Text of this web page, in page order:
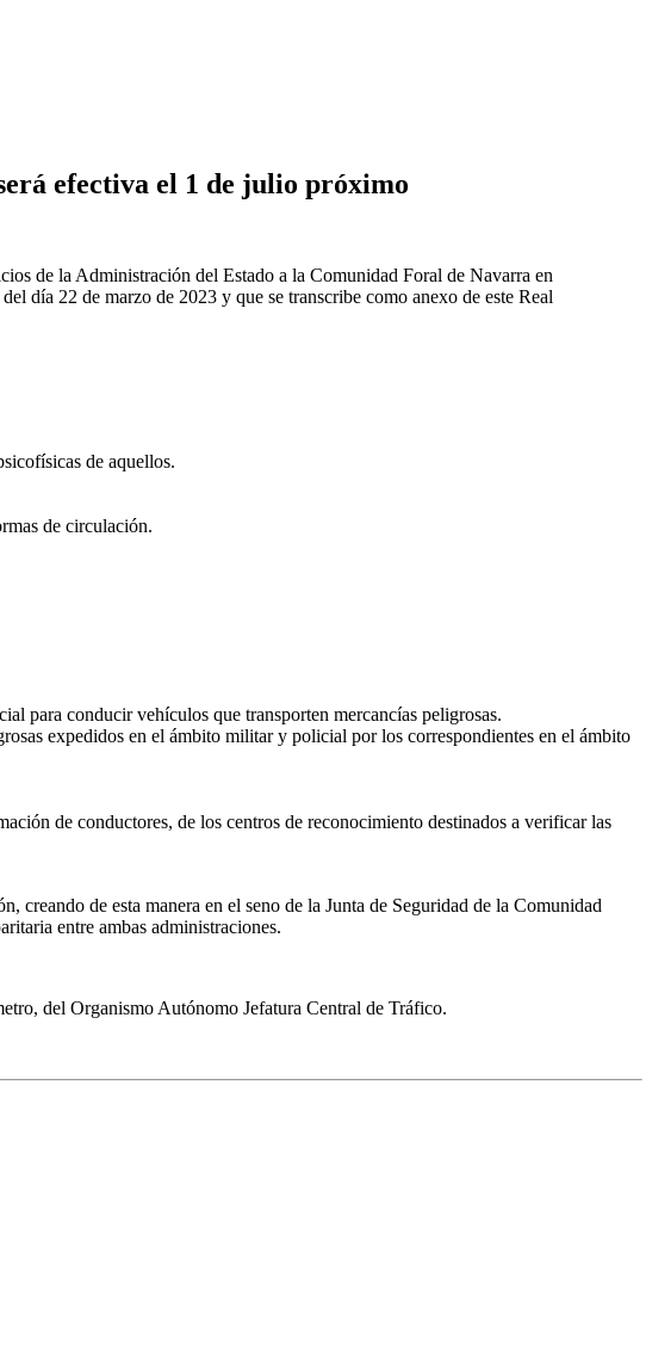
efectiva el 1 de julio próximo
de la Administración del Estado a la Comunidad Foral de Navarra en
día 22 de marzo de 2023 y que se transcribe como anexo de este Real
de aquellos.
de circulación.
para conducir vehículos que transporten mercancías peligrosas.
expedidos en el ámbito militar y policial por los correspondientes en el ámbito
de conductores, de los centros de reconocimiento destinados a verificar las
creando de esta manera en el seno de la Junta de Seguridad de la Comunidad
entre ambas administraciones.
del Organismo Autónomo Jefatura Central de Tráfico.